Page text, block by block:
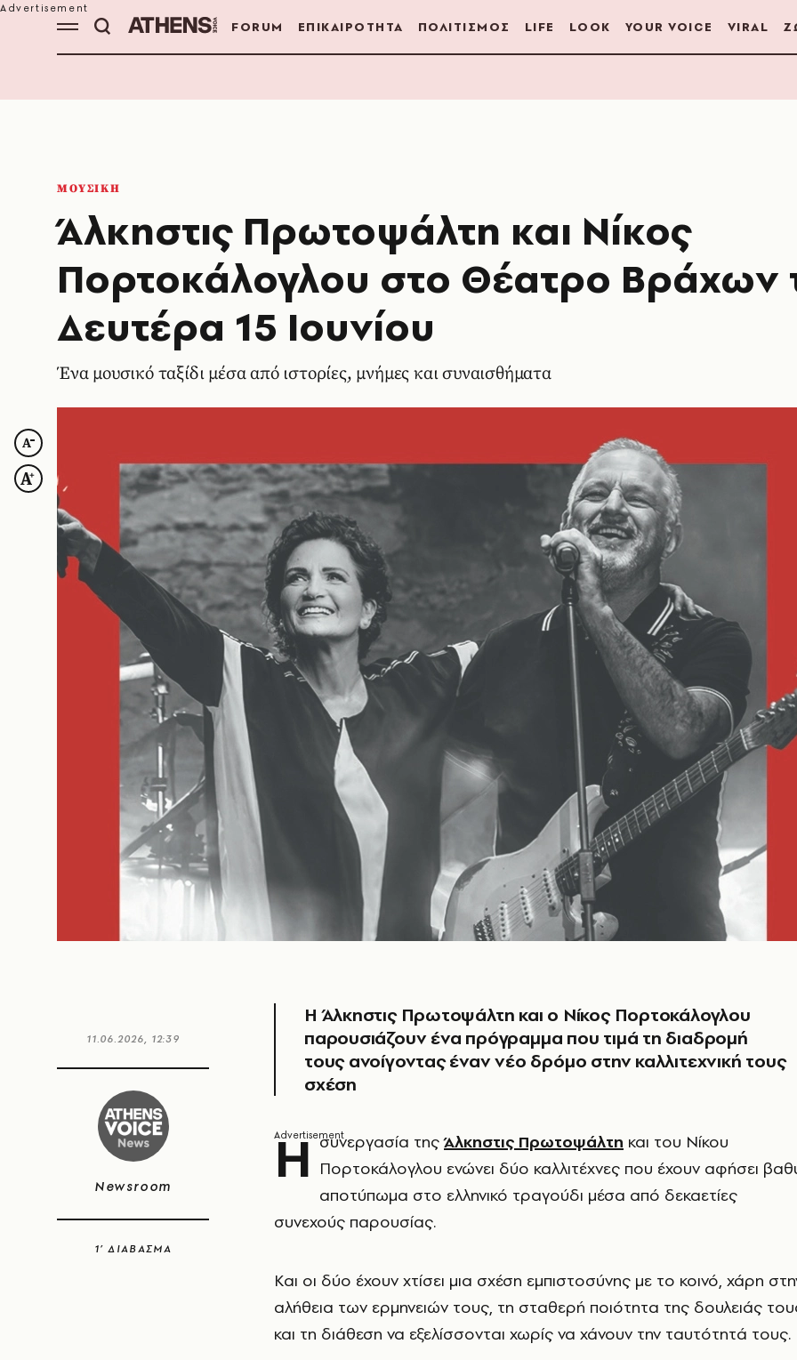
FORUM ΕΠΙΚΑΙΡΟΤΗΤΑ ΠΟΛΙΤΙΣΜΟΣ LIFE LOOK YOUR VOICE VIRAL
ΜΟΥΣΙΚΗ
Άλκηστις Πρωτοψάλτη και Νίκος
Πορτοκάλογλου στο Θέατρο Βράχων
Δευτέρα 15 Ιουνίου
Ένα μουσικό ταξίδι μέσα από ιστορίες, μνήμες και συναισθήματα
11.06.2026, 12:39
Newsroom
1’ ΔΙΑΒΑΣΜΑ
Η Άλκηστις Πρωτοψάλτη και ο Νίκος Πορτοκάλογλου
παρουσιάζουν ένα πρόγραμμα που τιμά τη διαδρομή
τους ανοίγοντας έναν νέο δρόμο στην καλλιτεχνική τους
σχέση
Η συνεργασία τηςΆλκηστις Πρωτοψάλτη και του Νίκου
Πορτοκάλογλου ενώνει δύο καλλιτέχνες που έχουν αφήσει
αποτύπωμα στο ελληνικό τραγούδι μέσα από δεκαετίες
συνεχούς παρουσίας.
Και οι δύο έχουν χτίσει μια σχέση εμπιστοσύνης με το κοινό, χάρη
αλήθεια των ερμηνειών τους, τη σταθερή ποιότητα της δουλειάς
και τη διάθεση να εξελίσσονται χωρίς να χάνουν την ταυτότητά τους.